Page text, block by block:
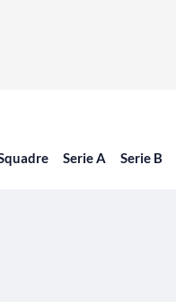
Serie A Serie B